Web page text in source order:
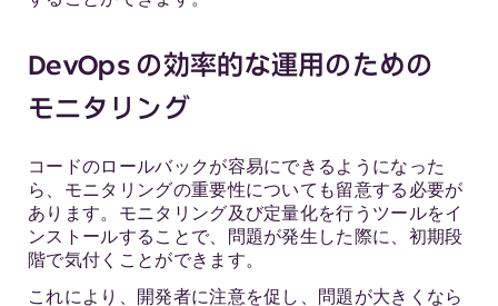
DevOps の効率的な運用のための
モニタリング
コードのロールバックが容易にできるようになった
ら、モニタリングの重要性についても留意する必要が
あります。モニタリング及び定量化を行うツールをイ
ンストールすることで、問題が発生した際に、初期段
階で気付くことができます。
これにより、開発者に注意を促し、問題が大きくなら